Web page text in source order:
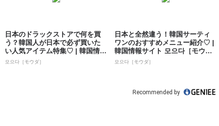
日本のドラックストアで何を買
う？韓国人が日本で必ず買いた
い人気アイテム特集♡ | 韓国情報
サイト ...
모으다［モウダ］
日本と全然違う！韓国サーティ
ワンのおすすめメニュー紹介♡ |
韓国情報サイト 모으다［モウ
ダ］
모으다［モウダ］
Recommended by